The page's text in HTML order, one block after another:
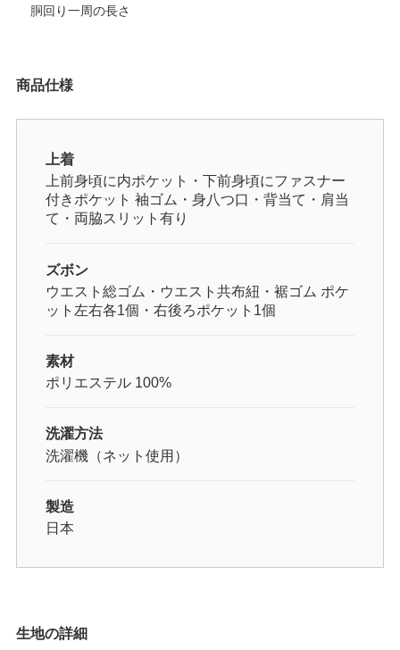
胴回り一周の長さ
商品仕様
上着
上前身頃に内ポケット・下前身頃にファスナー
付きポケット 袖ゴム・身八つ口・背当て・肩当
て・両脇スリット有り
ズボン
ウエスト総ゴム・ウエスト共布紐・裾ゴム ポケ
ット左右各1個・右後ろポケット1個
素材
ポリエステル 100%
洗濯方法
洗濯機（ネット使用）
製造
日本
生地の詳細